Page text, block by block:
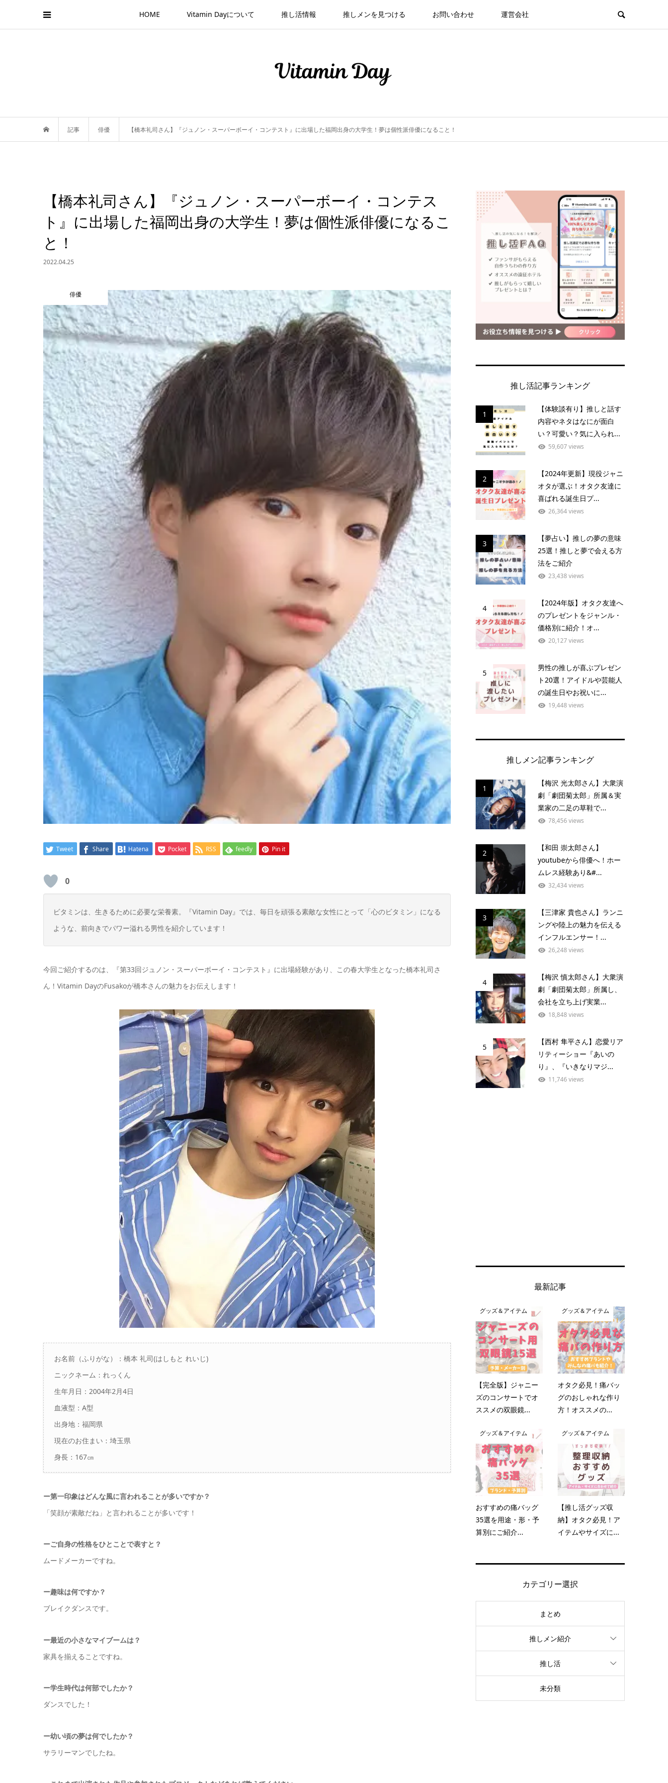
HOME Vitamin Dayについて 推し活情報 推しメンを見つける お問い合わせ 運営会社
記事 俳優 【橋本礼司さん】『ジュノン・スーパーボーイ・コンテスト』に出場した福岡出身の大学生！夢は個性派俳優になること！
【橋本礼司さん】『ジュノン・スーパーボーイ・コンテス
ト』に出場した福岡出身の大学生！夢は個性派俳優になるこ
と！
2022.04.25
俳優
Tweet Share Hatena Pocket RSS feedly Pin it
0
ビタミンは、生きるために必要な栄養素。『Vitamin Day』では、毎日を頑張る素敵な女性にとって「心のビタミン」になる
ような、前向きでパワー溢れる男性を紹介しています！
今回ご紹介するのは、『第33回ジュノン・スーパーボーイ・コンテスト』に出場経験があり、この春大学生となった橋本礼司さ
ん！Vitamin DayのFusakoが橋本さんの魅力をお伝えします！
お名前（ふりがな）：橋本 礼司(はしもと れいじ)
ニックネーム：れっくん
生年月日：2004年2月4日
血液型：A型
出身地：福岡県
現在のお住まい：埼玉県
身長：167㎝
ー第一印象はどんな風に言われることが多いですか？
「笑顔が素敵だね」と言われることが多いです！
ーご自身の性格をひとことで表すと？
ムードメーカーですね。
ー趣味は何ですか？
ブレイクダンスです。
ー最近の小さなマイブームは？
家具を揃えることですね。
ー学生時代は何部でしたか？
ダンスでした！
ー幼い頃の夢は何でしたか？
サラリーマンでしたね。
推し活記事ランキング
1
【体験談有り】推しと話す
内容やネタはなにが面白
い？可愛い？気に入られ...
59,607 views
2
【2024年更新】現役ジャニ
オタが選ぶ！オタク友達に
喜ばれる誕生日プ...
26,364 views
3
【夢占い】推しの夢の意味
25選！推しと夢で会える方
法をご紹介
23,438 views
4
【2024年版】オタク友達へ
のプレゼントをジャンル・
価格別に紹介！オ...
20,127 views
5
男性の推しが喜ぶプレゼン
ト20選！アイドルや芸能人
の誕生日やお祝いに...
19,448 views
推しメン記事ランキング
1
【梅沢 光太郎さん】大衆演
劇「劇団菊太郎」所属＆実
業家の二足の草鞋で...
78,456 views
2
【和田 崇太郎さん】
youtubeから俳優へ！ホー
ムレス経験あり&#...
32,434 views
3
【三津家 貴也さん】ランニ
ングや陸上の魅力を伝える
インフルエンサー！...
26,248 views
4
【梅沢 慎太郎さん】大衆演
劇「劇団菊太郎」所属し、
会社を立ち上げ実業...
18,848 views
5
【西村 隼平さん】恋愛リア
リティーショー『あいの
り』、『いきなりマジ...
11,746 views
最新記事
グッズ＆アイテム
【完全版】ジャニー
ズのコンサートでオ
ススメの双眼鏡...
グッズ＆アイテム
オタク必見！痛バッ
グのおしゃれな作り
方！オススメの...
グッズ＆アイテム
おすすめの痛バッグ
35選を用途・形・予
算別にご紹介...
グッズ＆アイテム
【推し活グッズ収
納】オタク必見！ア
イテムやサイズに...
カテゴリー選択
まとめ
推しメン紹介
推し活
未分類